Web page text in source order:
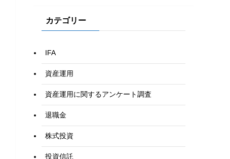
カテゴリー
IFA
資産運用
資産運用に関するアンケート調査
退職金
株式投資
投資信託